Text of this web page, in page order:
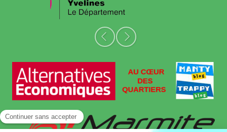
Slide précédent
Slide suivant